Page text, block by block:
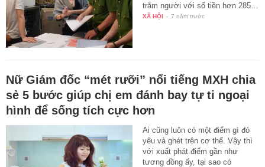
trăm người với số tiền hơn 285…
XÃ HỘI - 7 năm trước
Nữ Giám đốc “mét rưỡi” nổi tiếng MXH chia
sẻ 5 bước giúp chị em đánh bay tự ti ngoại
hình để sống tích cực hơn
Ai cũng luôn có một điểm gì đó
yêu và ghét trên cơ thể. Vậy thì
với xuất phát điểm gần như
tương đồng ấy, tại sao có